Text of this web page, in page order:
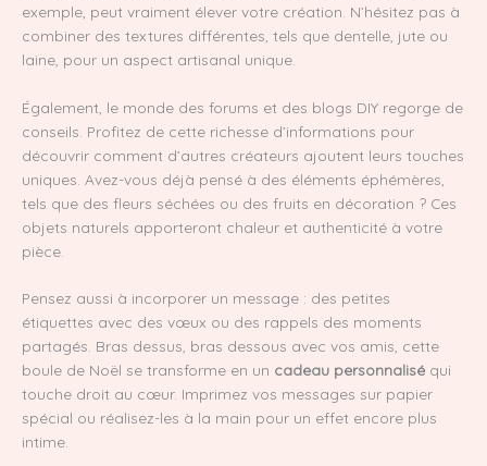
exemple, peut vraiment élever votre création. N’hésitez pas à
combiner des textures différentes, tels que dentelle, jute ou
laine, pour un aspect artisanal unique.
Également, le monde des forums et des blogs DIY regorge de
conseils. Profitez de cette richesse d’informations pour
découvrir comment d’autres créateurs ajoutent leurs touches
uniques. Avez-vous déjà pensé à des éléments éphémères,
tels que des fleurs séchées ou des fruits en décoration ? Ces
objets naturels apporteront chaleur et authenticité à votre
pièce.
Pensez aussi à incorporer un message : des petites
étiquettes avec des vœux ou des rappels des moments
partagés. Bras dessus, bras dessous avec vos amis, cette
boule de Noël se transforme en un cadeau personnalisé qui
touche droit au cœur. Imprimez vos messages sur papier
spécial ou réalisez-les à la main pour un effet encore plus
intime.